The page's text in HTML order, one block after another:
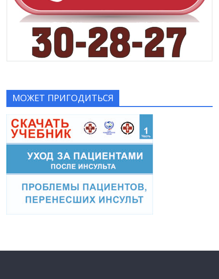
МОЖЕТ ПРИГОДИТЬСЯ